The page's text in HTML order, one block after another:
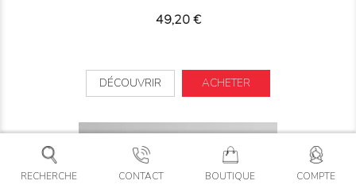
Prix
49,20 €
DÉCOUVRIR ACHETER
RECHERCHE CONTACT BOUTIQUE COMPTE